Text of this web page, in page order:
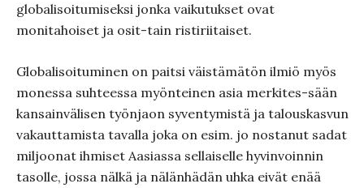
globalisoitumiseksi jonka vaikutukset ovat
monitahoiset ja osit-tain ristiriitaiset.
Globalisoituminen on paitsi väistämätön ilmiö myös
monessa suhteessa myönteinen asia merkites-sään
kansainvälisen työnjaon syventymistä ja talouskasvun
vakauttamista tavalla joka on esim. jo nostanut sadat
miljoonat ihmiset Aasiassa sellaiselle hyvinvoinnin
tasolle, jossa nälkä ja nälänhädän uhka eivät enää